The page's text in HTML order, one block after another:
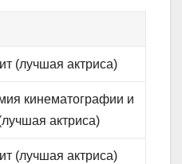
(лучшая актриса)
кинематографии и
актриса)
(лучшая актриса)